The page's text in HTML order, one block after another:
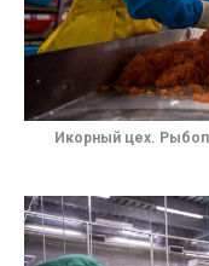
Икорный цех.